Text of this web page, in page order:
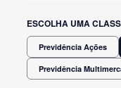
ESCOLHA UMA
Previdência Ações
Previdência